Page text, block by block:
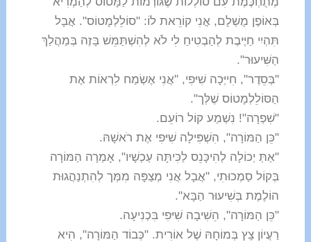
בְּאוֹפֶן מֻשְׁלָם, אֲנִי קוֹרֵאת לוֹ: "סוֹלֵלְמָטוֹס". אֲבָל
תִּהְיִי חַיֶּיבֶת לְהַבְטִיחַ לִי לֹא לְהִשְׁתַּמֵּשׁ בָּזֶה בְּמַהֲלַךְ
הַשִּׁיעוּר".
"בְּסֵדֶר", חִייְּכָה שִׁיּפִי, "אֲנִי אֶשְׂמַח לִרְאוֹת אֶת
הַסּוֹלֵלְמָטוֹס שֶׁלְּך".
"שִׁפְרָה"! נִשְׁמַע קוֹל רוֹעֵם.
"כֵּן הַמּוֹרָה", הִשְׁפִּילָה שִׁיּפִי אֶת רֹאשָׁהּ.
"אַתְּ יְכוֹלָה לְהִיכָּנֵס לַכִּיתָּה עַכְשָׁיו", אָמְרָה הַמּוֹרָה
בְּקוֹל סַמְכוּתִי, "אֲבָל אֲנִי מְצַפָּה מִמְּך לְהִתְנַהֲגוּת
הוֹלֶמֶת בְּשִׁיעוּר הַבָּא".
"כֵּן הַמּוֹרָה", הֵשִׁיבָה שִׁיּפִי בִּכְנִיעָה.
רַעֲיוֹן צָץ בְּמוֹחָהּ שֶׁל אוֹרִית. "כְּבוֹד הַמּוֹרָה", הִיא